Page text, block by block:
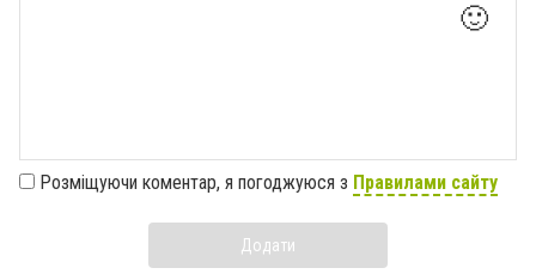
🙂
Розміщуючи коментар, я погоджуюся з Правилами сайту
Додати